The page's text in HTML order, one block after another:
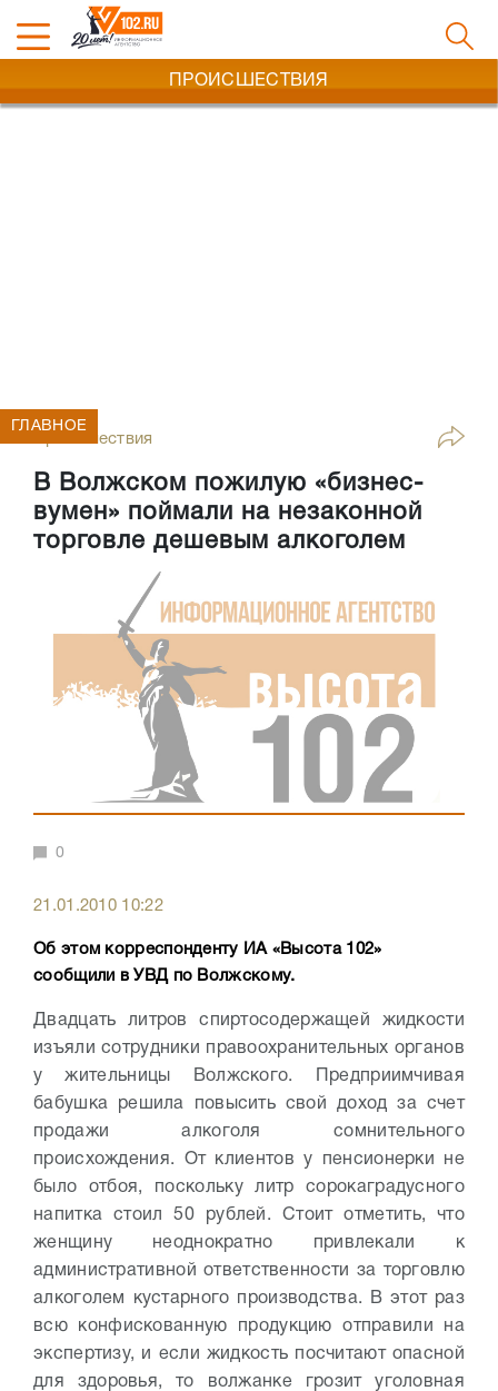
ПРОИСШЕСТВИЯ
Происшествия
В Волжском пожилую «бизнес-
вумен» поймали на незаконной
торговле дешевым алкоголем
ГЛАВНОЕ
0
21.01.2010 10:22
Об этом корреспонденту ИА «Высота 102»
сообщили в УВД по Волжскому.
Двадцать литров спиртосодержащей жидкости
изъяли сотрудники правоохранительных органов
у жительницы Волжского. Предприимчивая
бабушка решила повысить свой доход за счет
продажи алкоголя сомнительного
происхождения. От клиентов у пенсионерки не
было отбоя, поскольку литр сорокаградусного
напитка стоил 50 рублей. Стоит отметить, что
женщину неоднократно привлекали к
административной ответственности за торговлю
алкоголем кустарного производства. В этот раз
всю конфискованную продукцию отправили на
экспертизу, и если жидкость посчитают опасной
для здоровья, то волжанке грозит уголовная